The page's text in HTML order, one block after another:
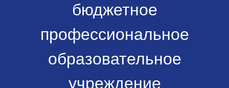
бюджетное
профессиональное
образовательное
учреждение